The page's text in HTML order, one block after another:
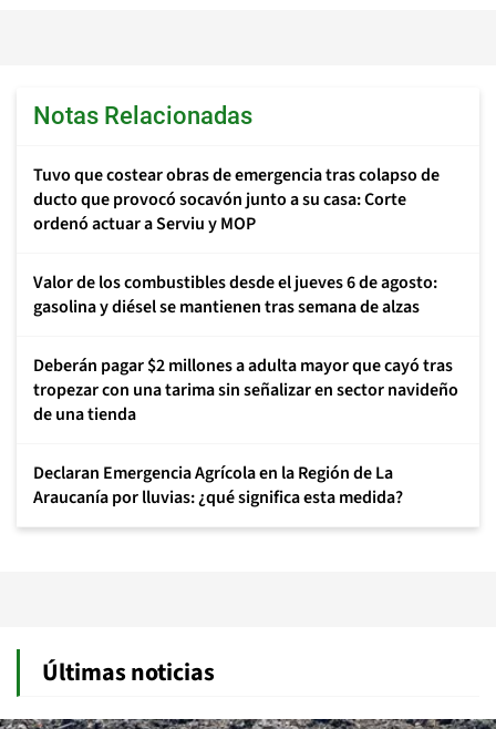
Notas Relacionadas
Tuvo que costear obras de emergencia tras colapso de
ducto que provocó socavón junto a su casa: Corte
ordenó actuar a Serviu y MOP
Valor de los combustibles desde el jueves 6 de agosto:
gasolina y diésel se mantienen tras semana de alzas
Deberán pagar $2 millones a adulta mayor que cayó tras
tropezar con una tarima sin señalizar en sector navideño
de una tienda
Declaran Emergencia Agrícola en la Región de La
Araucanía por lluvias: ¿qué significa esta medida?
Últimas noticias